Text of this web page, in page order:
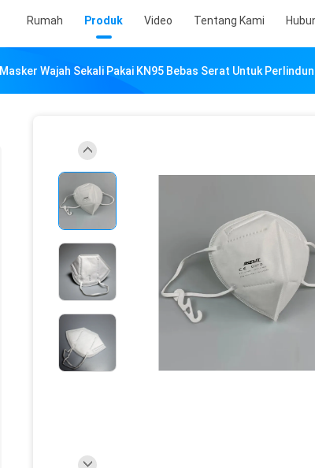
Rumah Produk Video Tentang Kami
Masker Wajah Sekali Pakai KN95 Bebas Serat Untuk